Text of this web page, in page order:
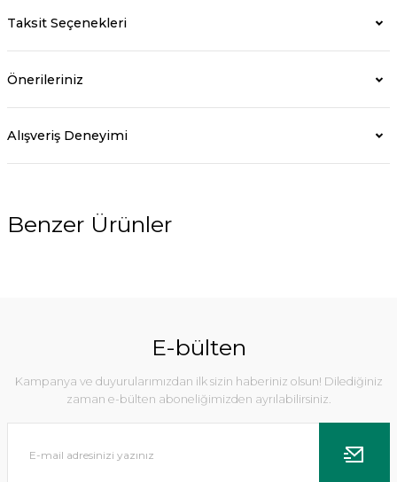
Taksit Seçenekleri
Önerileriniz
Alışveriş Deneyimi
Benzer Ürünler
E-bülten
Kampanya ve duyurularımızdan ilk sizin haberiniz olsun! Dilediğiniz
zaman e-bülten aboneliğimizden ayrılabilirsiniz.